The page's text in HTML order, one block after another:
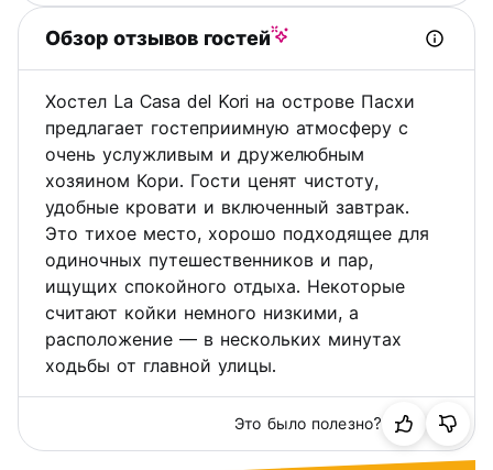
Обзор отзывов гостей
Хостел La Casa del Kori на острове Пасхи
предлагает гостеприимную атмосферу с
очень услужливым и дружелюбным
хозяином Кори. Гости ценят чистоту,
удобные кровати и включенный завтрак.
Это тихое место, хорошо подходящее для
одиночных путешественников и пар,
ищущих спокойного отдыха. Некоторые
считают койки немного низкими, а
расположение — в нескольких минутах
ходьбы от главной улицы.
Это было полезно?